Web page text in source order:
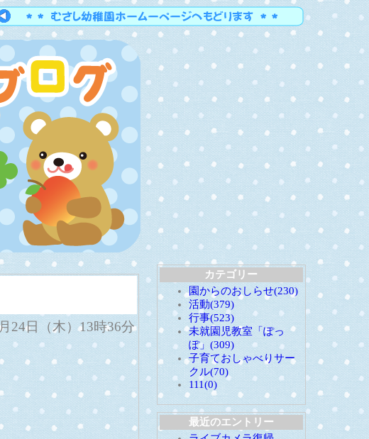
24日（木）13時36分
カテゴリー
園からのおしらせ(230)
活動(379)
行事(523)
未就園児教室「ぽっ
ぽ」(309)
子育ておしゃべりサー
クル(70)
111(0)
最近のエントリー